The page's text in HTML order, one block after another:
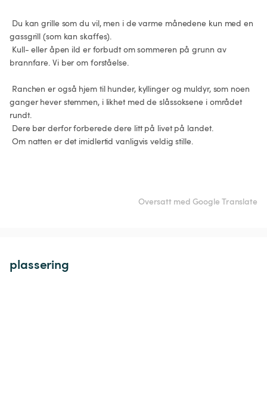
gassgrill (som kan skaffes).
brannfare. Vi ber om forståelse.
ganger hever stemmen, i likhet med de slåssoksene i området
rundt.
Oversatt med Google Translate
plassering